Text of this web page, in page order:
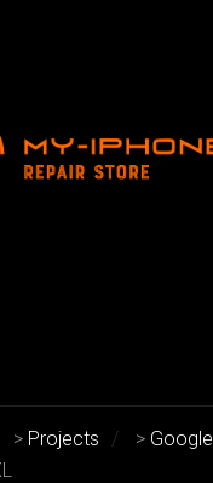
> Projects > Google